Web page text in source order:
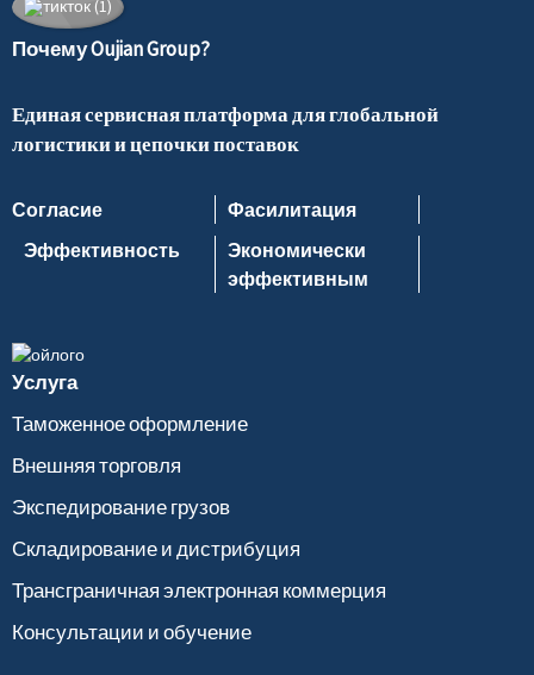
Почему Oujian Group?
Единая сервисная платформа для глобальной
логистики и цепочки поставок
Согласие
Фасилитация
Эффективность
Экономически
эффективным
Услуга
Таможенное оформление
Внешняя торговля
Экспедирование грузов
Складирование и дистрибуция
Трансграничная электронная коммерция
Консультации и обучение